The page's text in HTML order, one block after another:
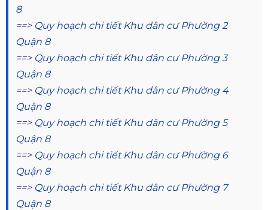
8
==> Quy hoạch chi tiết Khu dân cư Phường 2
Quận 8
==> Quy hoạch chi tiết Khu dân cư Phường 3
Quận 8
==> Quy hoạch chi tiết Khu dân cư Phường 4
Quận 8
==> Quy hoạch chi tiết Khu dân cư Phường 5
Quận 8
==> Quy hoạch chi tiết Khu dân cư Phường 6
Quận 8
==> Quy hoạch chi tiết Khu dân cư Phường 7
Quận 8